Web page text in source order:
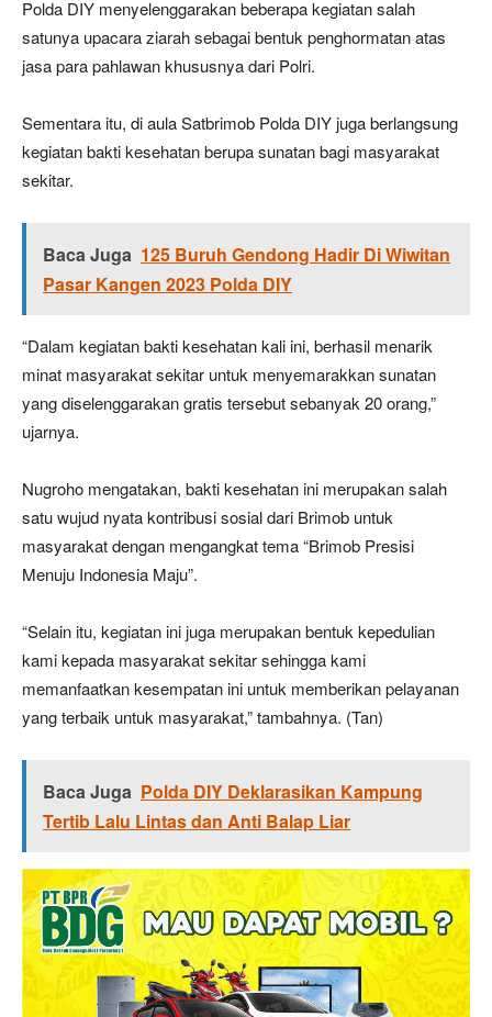
Polda DIY menyelenggarakan beberapa kegiatan salah
satunya upacara ziarah sebagai bentuk penghormatan atas
jasa para pahlawan khususnya dari Polri.
Sementara itu, di aula Satbrimob Polda DIY juga berlangsung
kegiatan bakti kesehatan berupa sunatan bagi masyarakat
sekitar.
Baca Juga 125 Buruh Gendong Hadir Di Wiwitan
Pasar Kangen 2023 Polda DIY
“Dalam kegiatan bakti kesehatan kali ini, berhasil menarik
minat masyarakat sekitar untuk menyemarakkan sunatan
yang diselenggarakan gratis tersebut sebanyak 20 orang,”
ujarnya.
Nugroho mengatakan, bakti kesehatan ini merupakan salah
satu wujud nyata kontribusi sosial dari Brimob untuk
masyarakat dengan mengangkat tema “Brimob Presisi
Menuju Indonesia Maju”.
“Selain itu, kegiatan ini juga merupakan bentuk kepedulian
kami kepada masyarakat sekitar sehingga kami
memanfaatkan kesempatan ini untuk memberikan pelayanan
yang terbaik untuk masyarakat,” tambahnya. (Tan)
Baca Juga Polda DIY Deklarasikan Kampung
Tertib Lalu Lintas dan Anti Balap Liar